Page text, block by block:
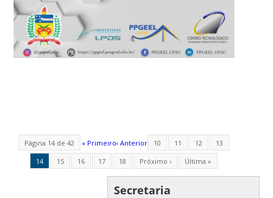
Página 14 de 42 « Primeiro‹ Anterior 10 11 12
13
14
15 16 17 18 Próximo › Última »
Secretaria